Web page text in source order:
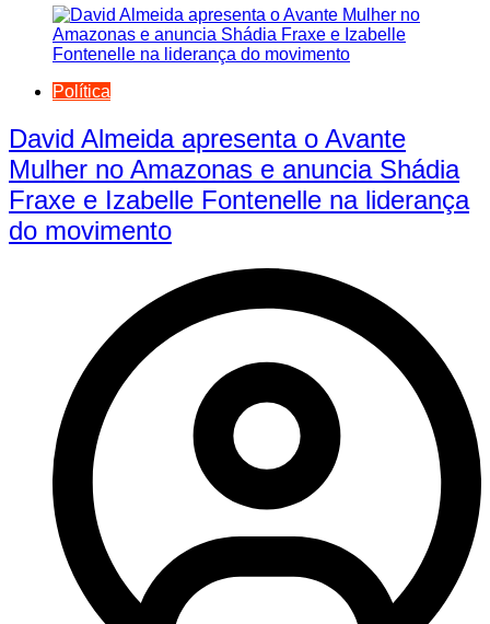
Política
David Almeida apresenta o Avante
Mulher no Amazonas e anuncia Shádia
Fraxe e Izabelle Fontenelle na liderança
do movimento